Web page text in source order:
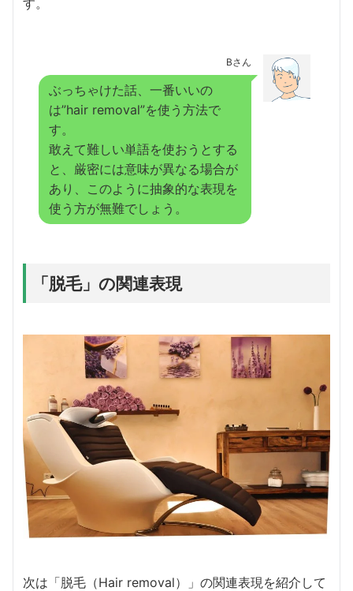
Bさん
ぶっちゃけた話、一番いいの
は”hair removal”を使う方法で
す。
敢えて難しい単語を使おうとする
と、厳密には意味が異なる場合が
あり、このように抽象的な表現を
使う方が無難でしょう。
「脱毛」の関連表現
次は「脱毛（Hair removal）」の関連表現を紹介して